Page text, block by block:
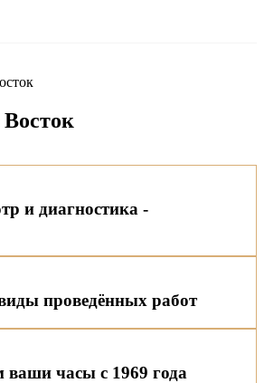
и диагностика -
проведённых работ
часы с 1969 года